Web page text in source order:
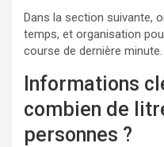
Dans la section suivante,
temps, et organisation
course de dernière minute.
Informations
combien de
personnes ?